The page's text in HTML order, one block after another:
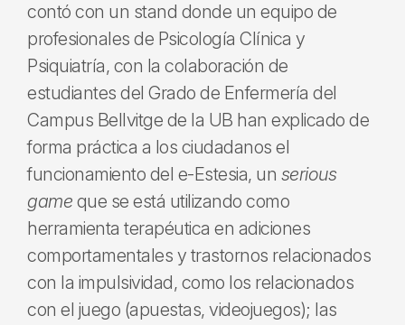
contó con un stand donde un equipo de
profesionales de Psicología Clínica y
Psiquiatría, con la colaboración de
estudiantes del Grado de Enfermería del
Campus Bellvitge de la UB han explicado de
forma práctica a los ciudadanos el
funcionamiento del e-Estesia, un serious
game que se está utilizando como
herramienta terapéutica en adiciones
comportamentales y trastornos relacionados
con la impulsividad, como los relacionados
con el juego (apuestas, videojuegos); las